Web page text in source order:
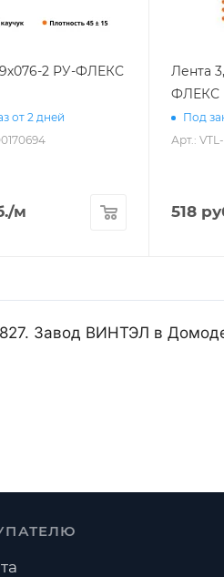
2 РУ-ФЛЕКС
от 2 дней
/м
Лента
ФЛЕКС
Под
Арт.:
518
Завод ВИНТЭЛ в